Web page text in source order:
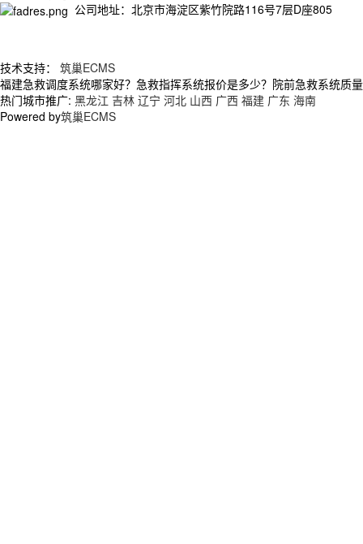
公司地址：北京市海淀区紫竹院路116号7层D座805
技术支持： 筑巢ECMS
福建急救调度系统哪家好？急救指挥系统报价是多少？院前急救系统
热门城市推广: 黑龙江 吉林 辽宁 河北 山西 广西 福建 广东 海南
Powered by筑巢ECMS